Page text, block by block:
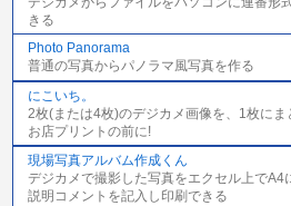
きる
Photo Panorama
普通の写真からパノラマ風写真を作る
にこいち。
2枚(または4枚)のデジカメ画像を、1枚に
お店プリントの前に!
現場写真アルバム作成くん
デジカメで撮影した写真をエクセル上でA4
説明コメントを記入し印刷できる